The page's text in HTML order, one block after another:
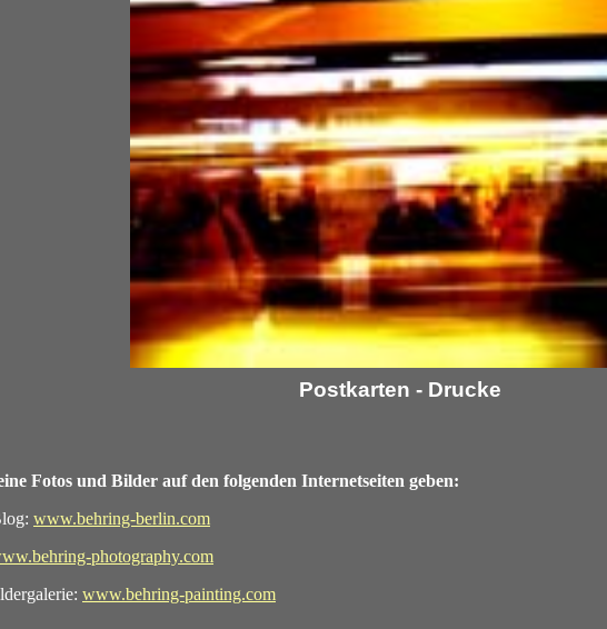
Postkarten - Drucke
Fotos und Bilder auf den folgenden Internetseiten geben:
www.behring-berlin.com
photography.com
www.behring-painting.com